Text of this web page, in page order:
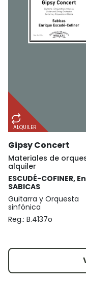
ALQUILER
Gipsy Concert
Materiales de
alquiler
ESCUDÉ-COFINER,
SABICAS
Guitarra y Orquesta
sinfónica
Reg.: B.4137o